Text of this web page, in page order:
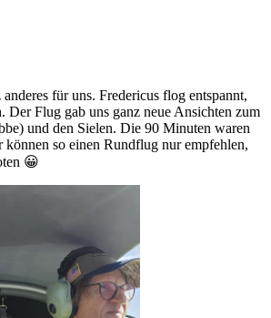
für uns. Fredericus flog entspannt,
Der Flug gab uns ganz neue Ansichten zum
und den Sielen. Die 90 Minuten waren
so einen Rundflug nur empfehlen,
😀